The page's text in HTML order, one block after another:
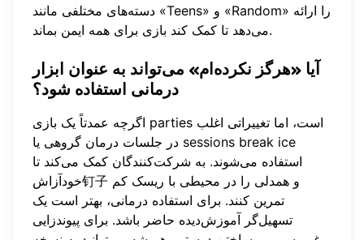
دسته‌های مختلفی مانند «Teens» و «Random» را ارائه
می‌دهد تا کمک کند بازی برای همه ایمن بماند.
آیا «هرگز نکرده‌ام» می‌تواند به عنوان ابزار
درمانی استفاده شود؟
اگرچه عمدتاً یک بازی parties است، اما تغییراتی اغلب
در جلسات درمان گروهی یا sessions break ice
استفاده می‌شوند. به شرکت‌کنندگان کمک می‌کند تا
خودآزاش钉子 و همدلی را در محیطی با ریسک کم
تمرین کنند. برای استفاده درمانی، بهتر است یک
تسهیل‌گر آموزش‌دیده حاضر باشد. برای پیوندزایی